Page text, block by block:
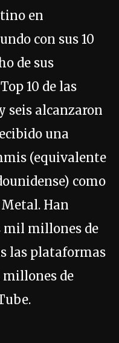
en
con sus 10
de sus
10 de las
seis alcanzaron
una
(equivalente
como
Han
mil millones de
las plataformas
de